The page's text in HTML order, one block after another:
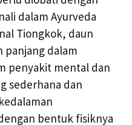
dalam Ayurveda
Tiongkok, daun
panjang dalam
penyakit mental dan
sederhana dan
bentuk fisiknya